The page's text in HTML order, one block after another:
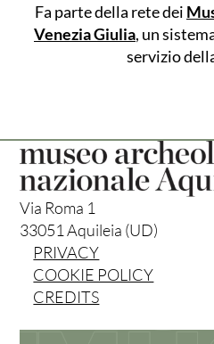
Fa parte della rete dei
Venezia Giulia, un
servizio
Via Roma 1
33051 Aquileia (UD)
PRIVACY
COOKIE POLICY
CREDITS